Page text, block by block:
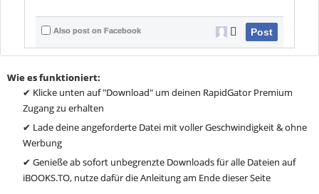
Also post on Facebook Post
Wie es funktioniert:
✔ Klicke unten auf "Download" um deinen RapidGator Premium
Zugang zu erhalten
✔ Lade deine angeforderte Datei mit voller Geschwindigkeit & ohne
Werbung
✔ Genieße ab sofort unbegrenzte Downloads für alle Dateien auf
iBOOKS.TO, nutze dafür die Anleitung am Ende dieser Seite